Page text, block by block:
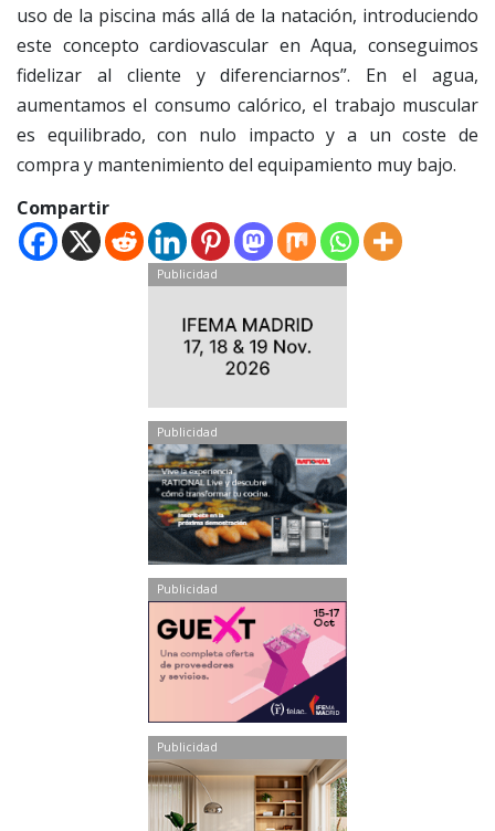
uso de la piscina más allá de la natación, introduciendo
este concepto cardiovascular en Aqua, conseguimos
fidelizar al cliente y diferenciarnos”. En el agua,
aumentamos el consumo calórico, el trabajo muscular
es equilibrado, con nulo impacto y a un coste de
compra y mantenimiento del equipamiento muy bajo.
Compartir
Publicidad
Publicidad
Publicidad
Publicidad